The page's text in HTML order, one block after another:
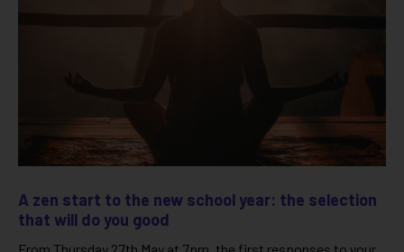
A zen start to the new school year: the selection
that will do you good
From Thursday 27th May at 7pm, the first responses to your